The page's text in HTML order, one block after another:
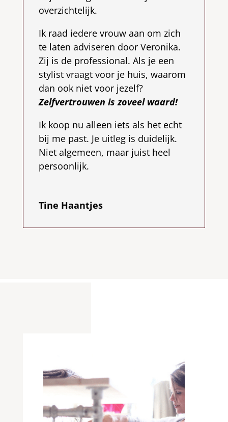
overzichtelijk.
Ik raad iedere vrouw aan om zich
te laten adviseren door Veronika.
Zij is de professional. Als je een
stylist vraagt voor je huis, waarom
dan ook niet voor jezelf?
Zelfvertrouwen is zoveel waard!
Ik koop nu alleen iets als het echt
bij me past. Je uitleg is duidelijk.
Niet algemeen, maar juist heel
persoonlijk.
Tine Haantjes